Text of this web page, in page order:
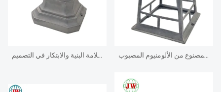
كشف قوة المكونات المصبوبة في الوصلات المعمارية: إعادة تعريف سلامة البنية والابتكار في التصميم غلاف مصباح القاعة المصنوع من الألومنيوم المصبوب